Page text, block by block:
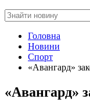
Головна
Новини
Спорт
«Авангард»
«Авангард»